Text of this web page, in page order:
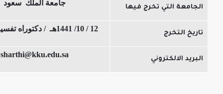
التي تخرج فيها
جامعة الملك سعود
sharthi@kku.edu.sa